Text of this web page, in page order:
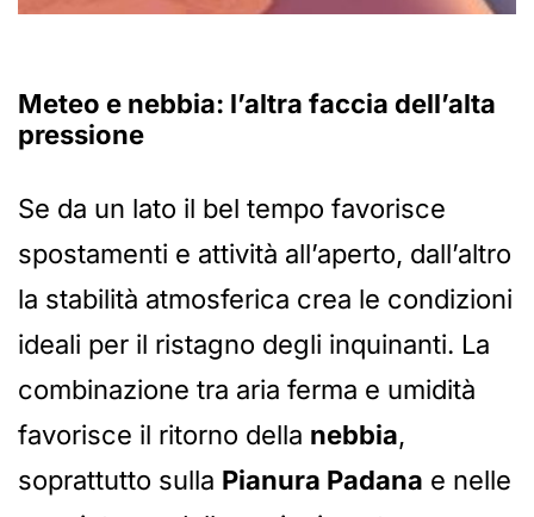
Meteo e nebbia: l’altra faccia dell’alta
pressione
Se da un lato il bel tempo favorisce
spostamenti e attività all’aperto, dall’altro
la stabilità atmosferica crea le condizioni
ideali per il ristagno degli inquinanti. La
combinazione tra aria ferma e umidità
favorisce il ritorno della nebbia,
soprattutto sulla Pianura Padana e nelle